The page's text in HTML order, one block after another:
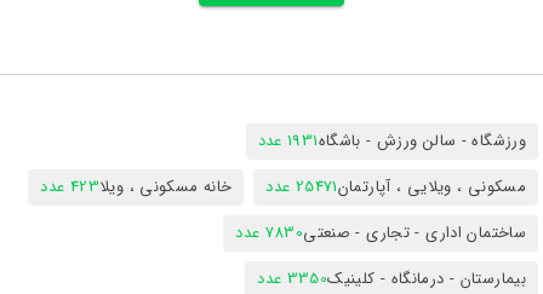
ورزشگاه - سالن ورزش - باشگاه1931 عدد
مسکونی ، ویلایی ، آپارتمان25471 عدد خانه مسکونی ، ویلا423 عدد
ساختمان اداری - تجاری - صنعتی7830 عدد
بیمارستان - درمانگاه - کلینیک3350 عدد